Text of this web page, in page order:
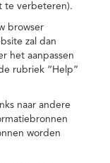
te verbeteren).
browser
zal dan
het aanpassen
rubriek “Help”
naar andere
worden